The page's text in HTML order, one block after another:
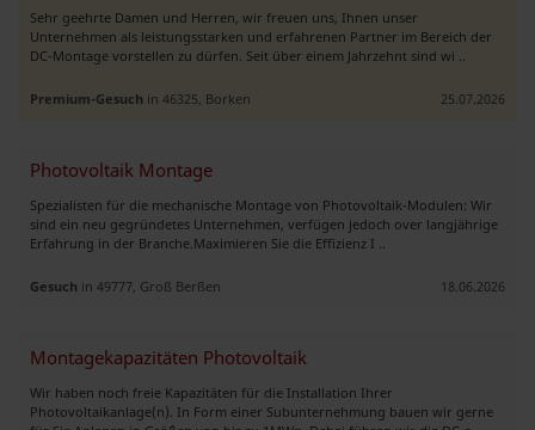
Sehr geehrte Damen und Herren, wir freuen uns, Ihnen unser
Unternehmen als leistungsstarken und erfahrenen Partner im Bereich der
DC-Montage vorstellen zu dürfen. Seit über einem Jahrzehnt sind wi ..
Premium-Gesuch in 46325, Borken 25.07.2026
Photovoltaik Montage
Spezialisten für die mechanische Montage von Photovoltaik-Modulen: Wir
sind ein neu gegründetes Unternehmen, verfügen jedoch over langjährige
Erfahrung in der Branche. ​Maximieren Sie die Effizienz I ..
Gesuch in 49777, Groß Berßen 18.06.2026
Montagekapazitäten Photovoltaik
Wir haben noch freie Kapazitäten für die Installation Ihrer
Photovoltaikanlage(n). In Form einer Subunternehmung bauen wir gerne